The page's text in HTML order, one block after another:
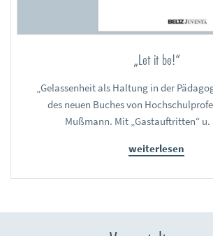
„Let it be!“
„Gelassenheit als Haltung in der
des neuen Buches von
Mußmann. Mit „Gastauftritten“
weiterlesen